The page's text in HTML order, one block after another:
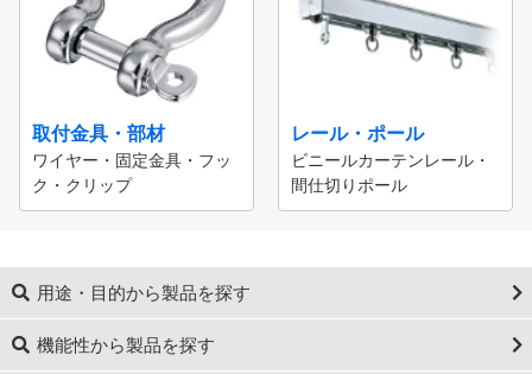
取付金具・部材
ワイヤー・固定金具・フッ
ク・クリップ
レール・ポール
ビニールカーテンレール・
間仕切りポール
用途・目的から製品を探す
機能性から製品を探す